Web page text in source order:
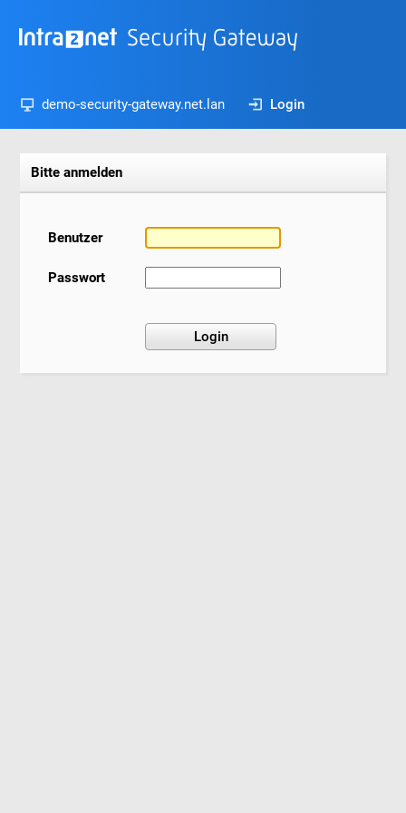
demo-security-gateway.net.lan Login
Bitte anmelden
Benutzer
Passwort